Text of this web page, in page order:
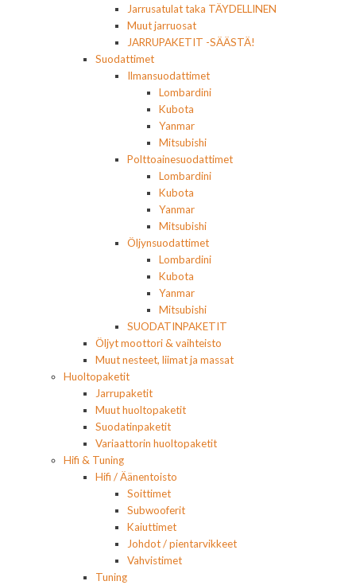
Jarrusatulat taka TÄYDELLINEN
Muut jarruosat
JARRUPAKETIT -SÄÄSTÄ!
Suodattimet
Ilmansuodattimet
Lombardini
Kubota
Yanmar
Mitsubishi
Polttoainesuodattimet
Lombardini
Kubota
Yanmar
Mitsubishi
Öljynsuodattimet
Lombardini
Kubota
Yanmar
Mitsubishi
SUODATINPAKETIT
Öljyt moottori & vaihteisto
Muut nesteet, liimat ja massat
Huoltopaketit
Jarrupaketit
Muut huoltopaketit
Suodatinpaketit
Variaattorin huoltopaketit
Hifi & Tuning
Hifi / Äänentoisto
Soittimet
Subwooferit
Kaiuttimet
Johdot / pientarvikkeet
Vahvistimet
Tuning